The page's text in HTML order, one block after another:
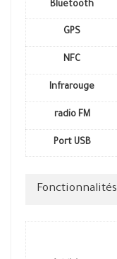
Bluetooth
GPS
NFC
Infrarouge
radio FM
Port USB
Fonctionnalités